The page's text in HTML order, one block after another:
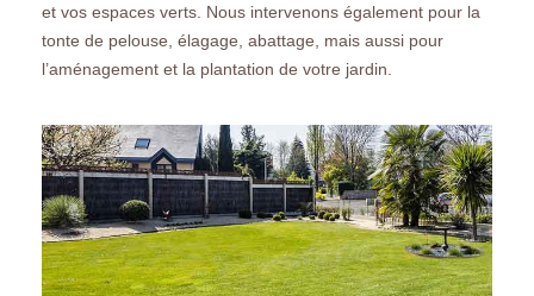
et vos espaces verts. Nous intervenons également pour la
tonte de pelouse, élagage, abattage, mais aussi pour
l’aménagement et la plantation de votre jardin.